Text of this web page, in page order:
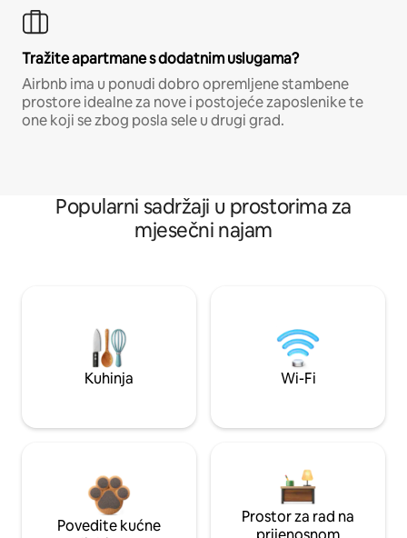
Tražite apartmane s dodatnim uslugama?
Airbnb ima u ponudi dobro opremljene stambene
prostore idealne za nove i postojeće zaposlenike te
one koji se zbog posla sele u drugi grad.
Popularni sadržaji u prostorima za
mjesečni najam
Kuhinja Wi-Fi
Povedite kućne
Prostor za rad na